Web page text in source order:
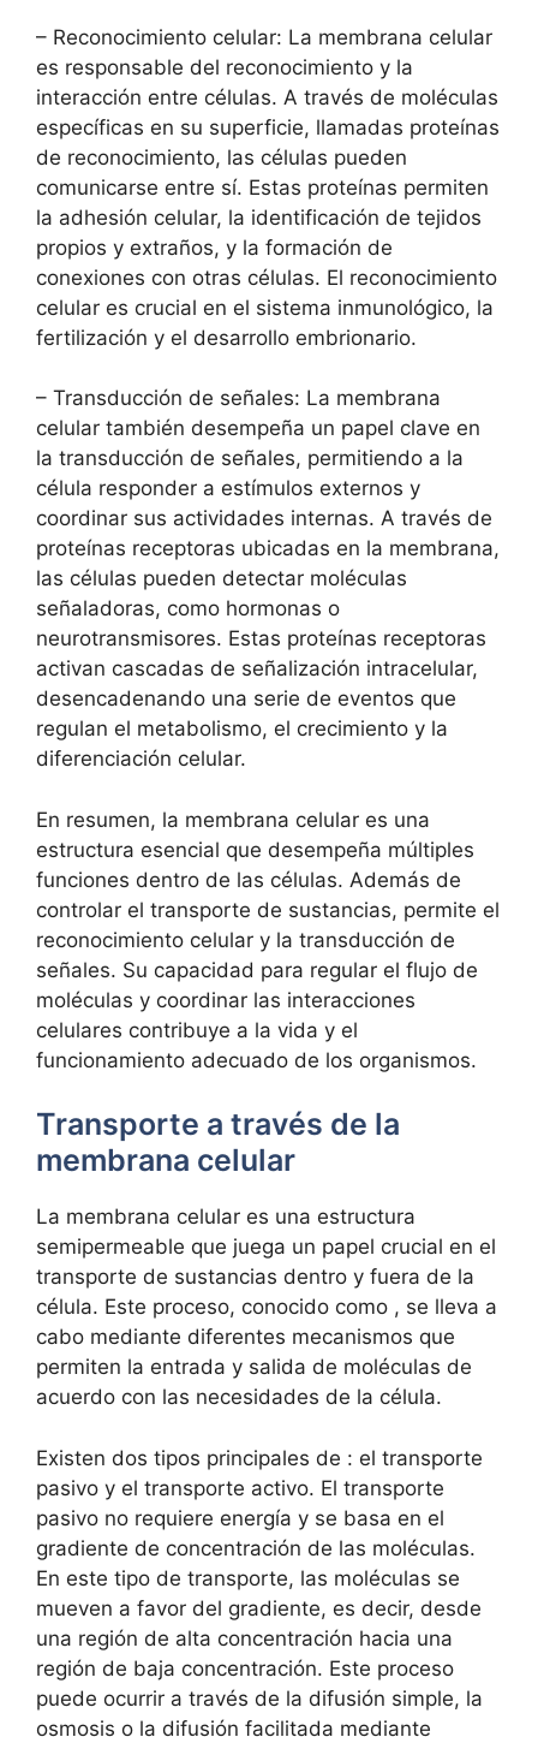
– ​Reconocimiento celular: La membrana⁣ celular
es responsable del reconocimiento ‍y la
interacción entre células. A través de moléculas
específicas en su superficie, llamadas proteínas
de reconocimiento, las⁤ células pueden
comunicarse entre sí. Estas​ proteínas ⁤permiten
la adhesión celular, la identificación‍ de tejidos
propios y ‌extraños, y la formación de
⁣conexiones con ⁣otras células. ⁢El reconocimiento
⁢celular es crucial en⁤ el⁤ sistema inmunológico, ​la
fertilización y⁢ el desarrollo embrionario.
– Transducción de señales: La‍ membrana
celular también⁣ desempeña​ un papel clave en
la transducción de señales, permitiendo a la
célula ‌responder ​a ⁤estímulos‍ externos y
coordinar sus actividades​ internas.‌ A través ​de
proteínas receptoras ubicadas en la membrana,
las células pueden detectar moléculas
señaladoras, como‌ hormonas o
neurotransmisores. Estas ‍proteínas receptoras
activan cascadas de‌ señalización intracelular,
desencadenando una serie ⁣de⁤ eventos que
regulan el metabolismo, el crecimiento y la‍
diferenciación celular.
En resumen, la membrana celular⁣ es una
estructura esencial ⁤que desempeña múltiples
funciones dentro de las células. ⁤Además de⁢
controlar el transporte⁢ de sustancias, permite el
reconocimiento ⁣celular y la transducción de
señales. Su ⁣capacidad para ‍regular el‌ flujo de
moléculas ⁤y‌ coordinar​ las ⁤interacciones
celulares contribuye a ⁢la vida y⁤ el
funcionamiento adecuado de los organismos.
Transporte a ‍través​ de la
⁢membrana celular
La ⁢membrana celular es una estructura
semipermeable que juega un papel crucial en el
transporte ‌de⁤ sustancias dentro y fuera⁤ de la
célula.​ Este proceso, conocido como⁤ , se ⁤lleva ‍a
cabo mediante diferentes mecanismos que
permiten ​la entrada y salida de moléculas de
acuerdo ‌con las necesidades de la célula.
Existen dos tipos principales de : el transporte
‌pasivo y el transporte activo.⁣ El transporte
pasivo no requiere energía y‌ se ⁣basa en ​el
gradiente de ⁤concentración de ​las moléculas.‌
En este tipo de transporte, las moléculas se
mueven​ a favor del gradiente, es⁤ decir, desde
una región de alta concentración hacia⁤ una‌
región de baja concentración.‌ Este proceso
puede‍ ocurrir a través de la difusión simple, la
osmosis‍ o la⁤ difusión facilitada mediante